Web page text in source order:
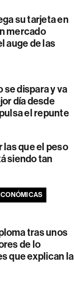
su tarjeta en
mercado
auge de las
se dispara y va
día desde
el repunte
las que el peso
siendo tan
tras unos
de lo
que explican la